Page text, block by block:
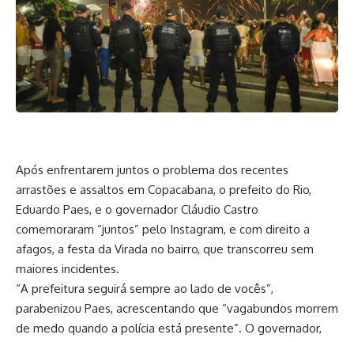
Após enfrentarem juntos o problema dos recentes
arrastões e assaltos em Copacabana, o prefeito do Rio,
Eduardo Paes, e o governador Cláudio Castro
comemoraram “juntos” pelo Instagram, e com direito a
afagos, a festa da Virada no bairro, que transcorreu sem
maiores incidentes.
“A prefeitura seguirá sempre ao lado de vocês”,
parabenizou Paes, acrescentando que “vagabundos morrem
de medo quando a polícia está presente”. O governador,